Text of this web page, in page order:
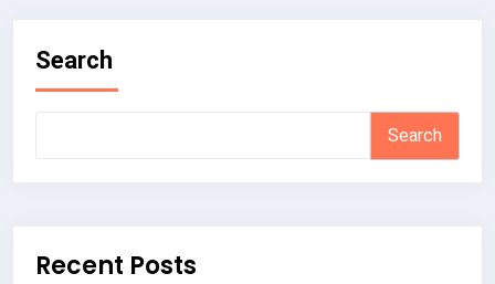
Search
Search
Recent Posts